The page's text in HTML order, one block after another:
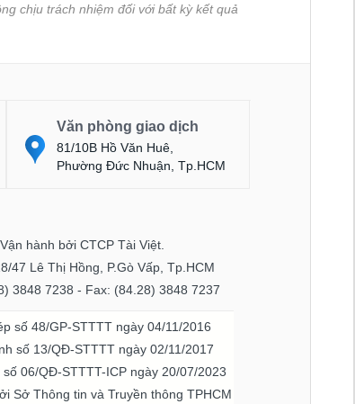
chịu trách nhiệm đối với bất kỳ kết quả
Văn phòng giao dịch
81/10B Hồ Văn Huê,
Phường Đức Nhuận, Tp.HCM
Vận hành bởi CTCP Tài Việt.
47 Lê Thị Hồng, P.Gò Vấp, Tp.HCM
3848 7238 - Fax: (84.28) 3848 7237
số 48/GP-STTTT ngày 04/11/2016
số 13/QĐ-STTTT ngày 02/11/2017
số 06/QĐ-STTTT-ICP ngày 20/07/2023
Sở Thông tin và Truyền thông TPHCM